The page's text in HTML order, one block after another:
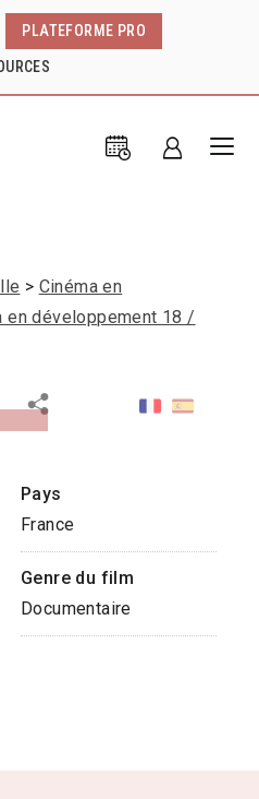
PLATEFORME PRO
Cinéma en
en développement 18 /
Pays
France
Genre du film
Documentaire